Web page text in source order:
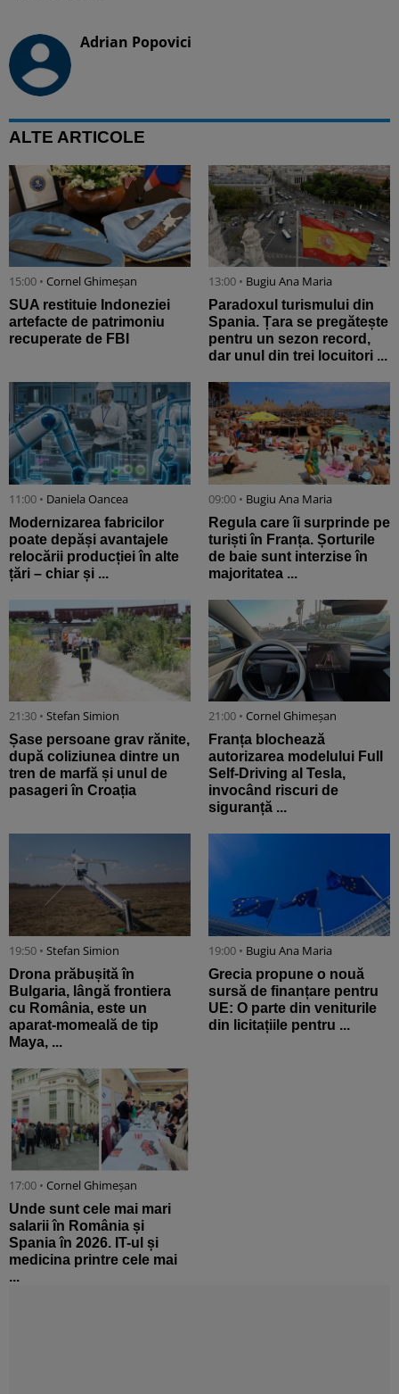
Adrian Popovici
ALTE ARTICOLE
15:00 • Cornel Ghimeșan
SUA restituie Indoneziei
artefacte de patrimoniu
recuperate de FBI
13:00 • Bugiu ⁠Ana Maria
Paradoxul turismului din
Spania. Țara se pregătește
pentru un sezon record,
dar unul din trei locuitori ...
11:00 • Daniela Oancea
Modernizarea fabricilor
poate depăși avantajele
relocării producției în alte
țări – chiar și ...
09:00 • Bugiu ⁠Ana Maria
Regula care îi surprinde pe
turiști în Franța. Șorturile
de baie sunt interzise în
majoritatea ...
21:30 • Stefan Simion
Șase persoane grav rănite,
după coliziunea dintre un
tren de marfă și unul de
pasageri în Croația
21:00 • Cornel Ghimeșan
Franța blochează
autorizarea modelului Full
Self-Driving al Tesla,
invocând riscuri de
siguranță ...
19:50 • Stefan Simion
Drona prăbușită în
Bulgaria, lângă frontiera
cu România, este un
aparat-momeală de tip
Maya, ...
19:00 • Bugiu ⁠Ana Maria
Grecia propune o nouă
sursă de finanțare pentru
UE: O parte din veniturile
din licitațiile pentru ...
17:00 • Cornel Ghimeșan
Unde sunt cele mai mari
salarii în România și
Spania în 2026. IT-ul și
medicina printre cele mai
...